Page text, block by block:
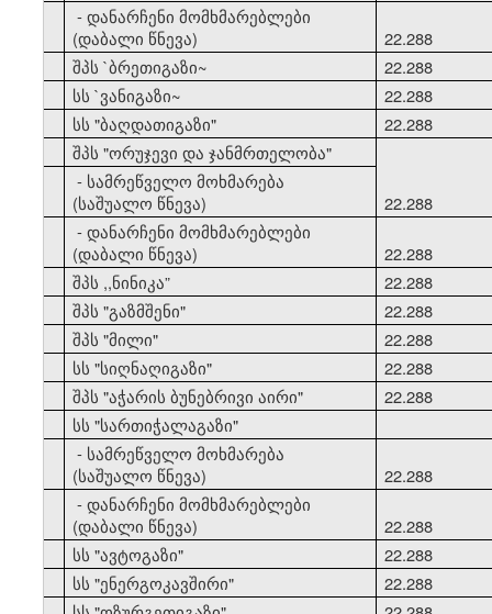
- დანარჩენი მომხმარებლები
(დაბალი წნევა)
22.288
შპს `ბრეთიგაზი~
22.288
სს `ვანიგაზი~
22.288
სს "ბაღდათიგაზი"
22.288
შპს "ორუჯევი და ჯანმრთელობა"
- სამრეწველო მოხმარება
(საშუალო წნევა)
22.288
- დანარჩენი მომხმარებლები
(დაბალი წნევა)
22.288
შპს ,,ნინიკა”
22.288
შპს "გაზმშენი"
22.288
შპს "მილი"
22.288
სს "სიღნაღიგაზი"
22.288
შპს "აჭარის ბუნებრივი აირი"
22.288
სს "სართიჭალაგაზი"
- სამრეწველო მოხმარება
(საშუალო წნევა)
22.288
- დანარჩენი მომხმარებლები
(დაბალი წნევა)
22.288
სს "ავტოგაზი"
22.288
სს "ენერგოკავშირი"
22.288